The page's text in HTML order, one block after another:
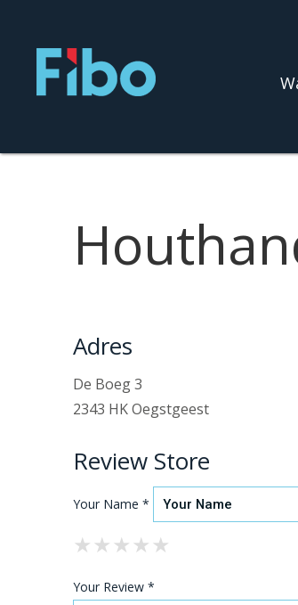
Adres
De Boeg 3
2343 HK Oegstgeest
Review Store
Your Name *
★
★★
★★★
★★★★
★★★★★
Your Review *